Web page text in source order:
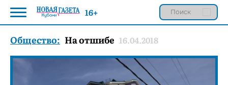
Общество: На отшибе 16.04.2018
16+